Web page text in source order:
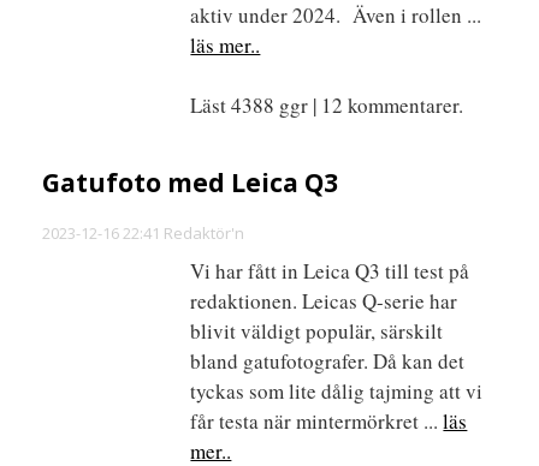
aktiv under 2024. Även i rollen ...
läs mer..
Läst 4388 ggr | 12 kommentarer.
Gatufoto med Leica Q3
2023-12-16 22:41 Redaktör'n
Vi har fått in Leica Q3 till test på
redaktionen. Leicas Q-serie har
blivit väldigt populär, särskilt
bland gatufotografer. Då kan det
tyckas som lite dålig tajming att vi
får testa när mintermörkret ...läs
mer..